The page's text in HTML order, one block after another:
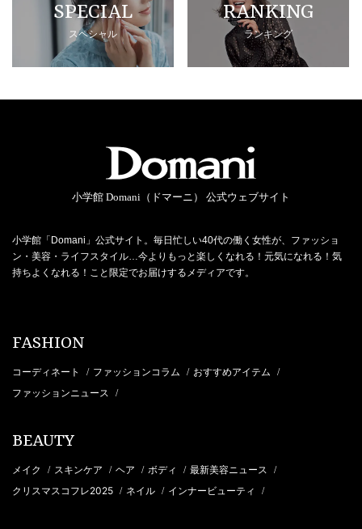
SPECIAL
スペシャル
RANKING
ランキング
小学館 Domani（ドマーニ） 公式ウェブサイト
小学館「Domani」公式サイト。毎日忙しい40代の働く女性が、ファッショ
ン・美容・ライフスタイル…今よりもっと楽しくなれる！元気になれる！気
持ちよくなれる！こと限定でお届けするメディアです。
FASHION
コーディネート / ファッションコラム / おすすめアイテム /
ファッションニュース /
BEAUTY
メイク / スキンケア / ヘア / ボディ / 最新美容ニュース /
クリスマスコフレ2025 / ネイル / インナービューティ /